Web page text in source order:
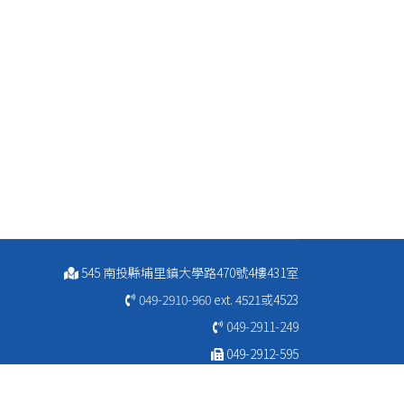
545 南投縣埔里鎮大學路470號4樓431室
049-2910-960 ext. 4521或4523
049-2911-249
049-2912-595